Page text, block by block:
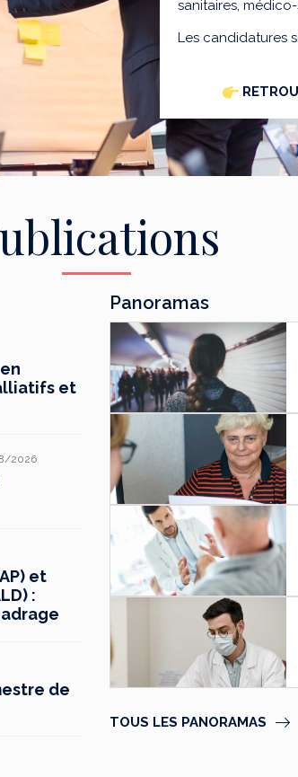
sanitaires,
Les candidatures
et
2026
et
:
de
Panoramas
TOUS LES PANORAMAS